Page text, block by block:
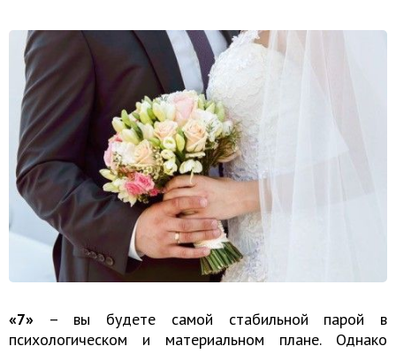
«7» – вы будете самой стабильной парой в
психологическом и материальном плане. Однако